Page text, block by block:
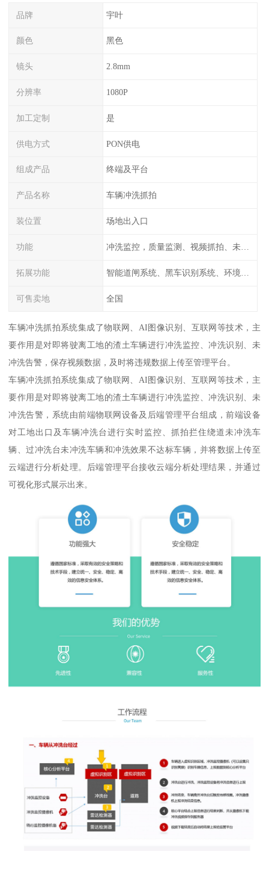
品牌 宇叶
颜色 黑色
镜头 2.8mm
分辨率 1080P
加工定制 是
供电方式 PON供电
组成产品 终端及平台
产品名称 车辆冲洗抓拍
装位置 场地出入口
功能
拓展功能
可售卖地 全国
车辆冲洗抓拍系统集成了物联网、AI图像识别、互联网等技术，主
要作用是对即将驶离工地的渣土车辆进行冲洗监控、冲洗识别、未
冲洗告警，保存视频数据，及时将违规数据上传至管理平台。
车辆冲洗抓拍系统集成了物联网、AI图像识别、互联网等技术，主
要作用是对即将驶离工地的渣土车辆进行冲洗监控、冲洗识别、未
冲洗告警，系统由前端物联网设备及后端管理平台组成，前端设备
对工地出口及车辆冲洗台进行实时监控、抓拍拦住绕道未冲洗车
辆、过冲洗台未冲洗车辆和冲洗效果不达标车辆，并将数据上传至
云端进行分析处理。后端管理平台接收云端分析处理结果，并通过
可视化形式展示出来。